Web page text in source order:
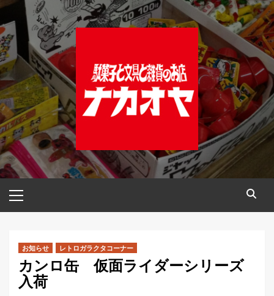
コ
ン
テ
ン
ツ
へ
ス
キ
ッ
プ
イ
ン
お知らせ レトロガラクタコーナー
カンロ缶 仮面ライダーシリーズ
入荷